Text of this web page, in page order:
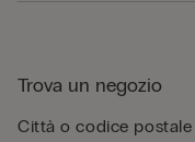
Trova un negozio